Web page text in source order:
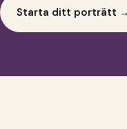
Starta ditt porträtt →